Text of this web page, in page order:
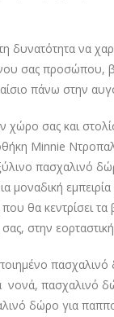
δυνατότητα να
σας προσώπου,
πάνω στην
χώρο σας και
Minnie
πασχαλινό
μοναδική εμπειρία
που θα κεντρίσει
στην
νονά, πασχαλινό
δώρο για